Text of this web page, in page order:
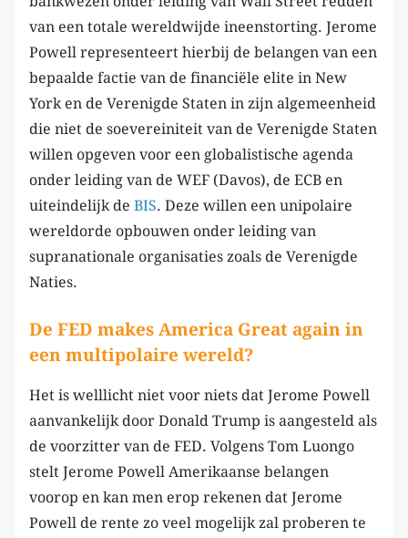
van een totale wereldwijde ineenstorting. Jerome
Powell representeert hierbij de belangen van een
bepaalde factie van de financiële elite in New
York en de Verenigde Staten in zijn algemeenheid
die niet de soevereiniteit van de Verenigde Staten
willen opgeven voor een globalistische agenda
onder leiding van de WEF (Davos), de ECB en
uiteindelijk de BIS. Deze willen een unipolaire
wereldorde opbouwen onder leiding van
supranationale organisaties zoals de Verenigde
Naties.
De FED makes America Great again in
een multipolaire wereld?
Het is welllicht niet voor niets dat Jerome Powell
aanvankelijk door Donald Trump is aangesteld als
de voorzitter van de FED. Volgens Tom Luongo
stelt Jerome Powell Amerikaanse belangen
voorop en kan men erop rekenen dat Jerome
Powell de rente zo veel mogelijk zal proberen te